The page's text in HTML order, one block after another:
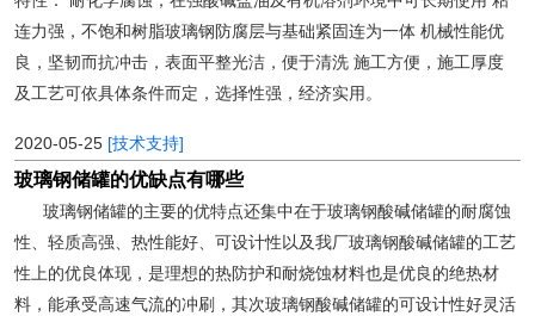
连力强，不饱和树脂玻璃钢防腐层与基础紧固连为一体 机械性能优
良，坚韧而抗冲击，表面平整光洁，便于清洗 施工方便，施工厚度
及工艺可依具体条件而定，选择性强，经济实用。
2020-05-25 [技术支持]
玻璃钢储罐的优缺点有哪些
玻璃钢储罐的主要的优特点还集中在于玻璃钢酸碱储罐的耐腐蚀
性、轻质高强、热性能好、可设计性以及我厂玻璃钢酸碱储罐的工艺
性上的优良体现，是理想的热防护和耐烧蚀材料也是优良的绝热材
料，能承受高速气流的冲刷，其次玻璃钢酸碱储罐的可设计性好灵活